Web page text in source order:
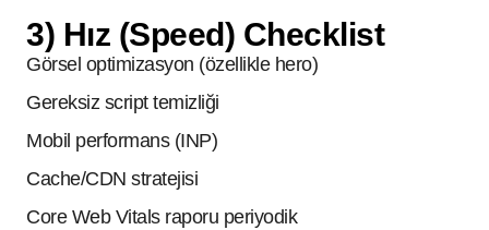
3) Hız (Speed) Checklist
Görsel optimizasyon (özellikle hero)
Gereksiz script temizliği
Mobil performans (INP)
Cache/CDN stratejisi
Core Web Vitals raporu periyodik